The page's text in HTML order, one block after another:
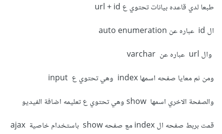
طبعا لدي قاعده بيانات تحتوي ع url + id
ال id عباره عن auto enumeration
وال url عباره عن varchar
ومن ثم معايا صفحه اسمها index وهي تحتوي ع input
والصفحة الاخري اسمها show وهي تحتوي ع تعليمه اضافة الفيديو
قمت بربط صفحه ال index مع صفحه show باستخدام خاصية ajax